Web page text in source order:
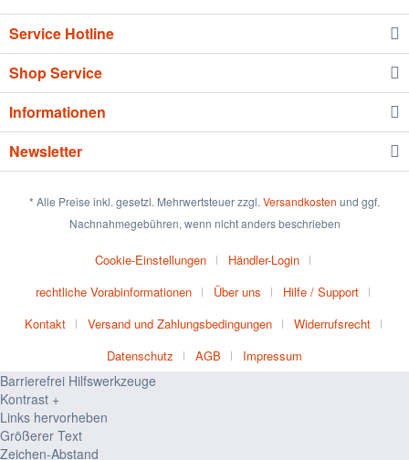
Service Hotline
Shop Service
Informationen
Newsletter
* Alle Preise inkl. gesetzl. Mehrwertsteuer zzgl. Versandkosten und ggf.
Nachnahmegebühren, wenn nicht anders beschrieben
Cookie-Einstellungen
Händler-Login
rechtliche Vorabinformationen
Über uns
Hilfe / Support
Kontakt
Versand und Zahlungsbedingungen
Widerrufsrecht
Datenschutz
AGB Impressum
Barrierefrei Hilfswerkzeuge
Kontrast +
Links hervorheben
Größerer Text
Zeichen-Abstand